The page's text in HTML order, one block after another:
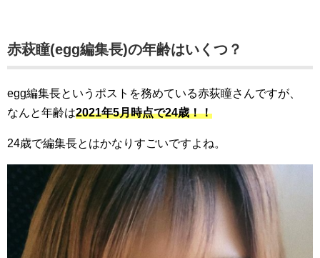
赤萩瞳(egg編集長)の年齢はいくつ？
egg編集長というポストを務めている赤荻瞳さんですが、
なんと年齢は2021年5月時点で24歳！！
24歳で編集長とはかなりすごいですよね。